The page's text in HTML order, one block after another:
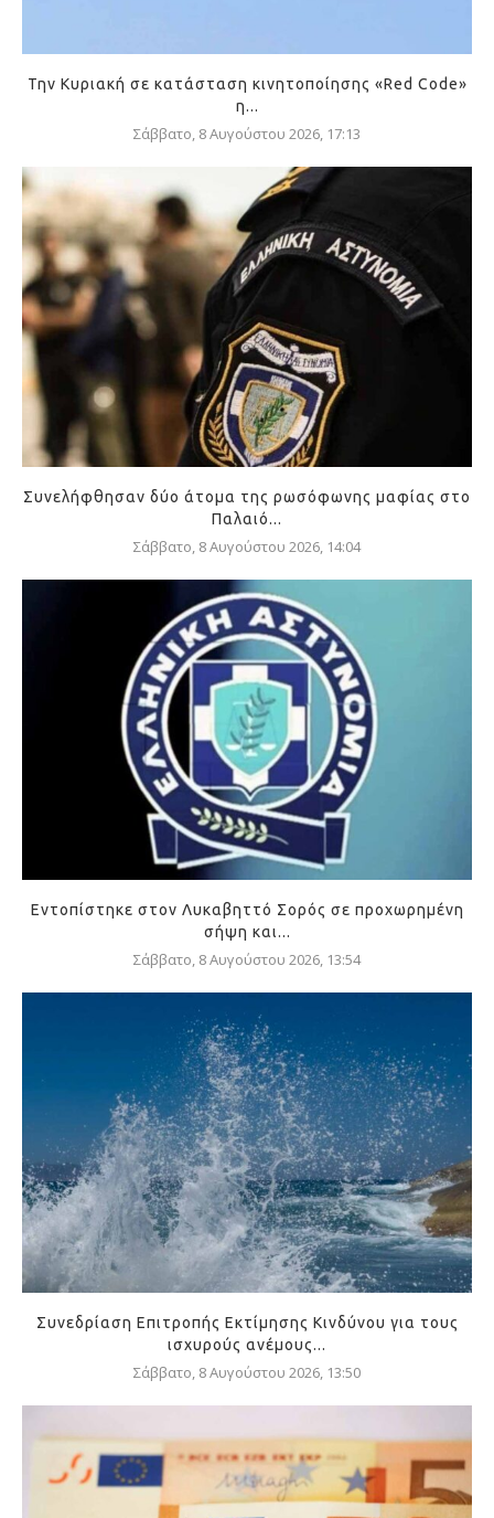
Την Κυριακή σε κατάσταση κινητοποίησης «Red Code»
η...
Σάββατο, 8 Αυγούστου 2026, 17:13
Συνελήφθησαν δύο άτομα της ρωσόφωνης μαφίας στο
Παλαιό...
Σάββατο, 8 Αυγούστου 2026, 14:04
Εντοπίστηκε στον Λυκαβηττό Σορός σε προχωρημένη
σήψη και...
Σάββατο, 8 Αυγούστου 2026, 13:54
Συνεδρίαση Επιτροπής Εκτίμησης Κινδύνου για τους
ισχυρούς ανέμους...
Σάββατο, 8 Αυγούστου 2026, 13:50